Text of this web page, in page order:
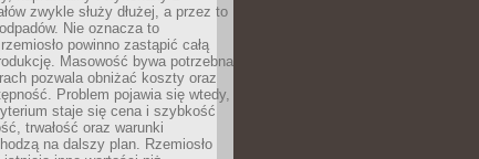
zwykle służy dłużej, a przez to
Nie oznacza to
powinno zastąpić całą
Masowość bywa potrzebna
pozwala obniżać koszty oraz
Problem pojawia się wtedy,
staje się cena i szybkość
trwałość oraz warunki
na dalszy plan. Rzemiosło